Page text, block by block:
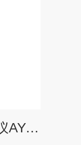
供应全自动固相萃取仪AYAN-SPE600快速浓缩